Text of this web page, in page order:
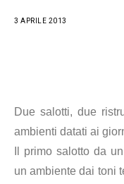
3 APRILE 2013
Due salotti, due
ambienti datati ai
Il primo salotto da
un ambiente dai toni